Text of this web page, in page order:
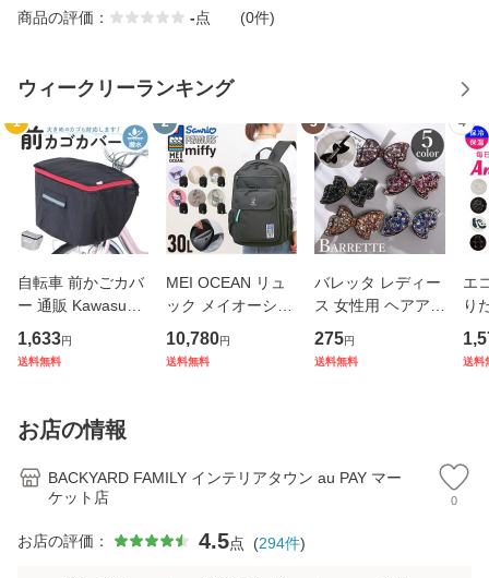
商品の評価： -点 (0件)
ウィークリーランキング
1
自転車 前かごカバ
ー 通販 Kawasumi
カワスミ 前カゴカ
バー バスケット カ
カバー 前 Keia＋
かわ
1,633円
送料無料
2
MEI OCEAN リュ
ック メイオーシャ
ン 6206 通販 リュ
ックサック バック
10,780円
送料無料
3
バレッタ レディー
ス 女性用 ヘアアク
セサリー リボン ラ
インストーン キラ
275円
送料無料
4
エ
り
ト
ア
送料
お店の情報
BACKYARD FAMILY インテリアタウン au PAY マー
ケット店
0
お店の評価： 4.5点 (294件)